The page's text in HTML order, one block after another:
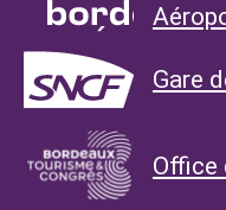
Gare
Office